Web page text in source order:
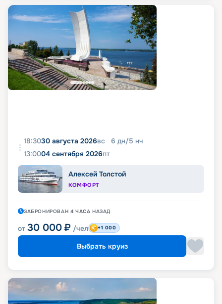
18:3030 августа 2026вс 6 дн/5 нч
13:0004 сентября 2026пт
Алексей Толстой
КОМФОРТ
ЗАБРОНИРОВАН 4 ЧАСА НАЗАД
от 30 000 ₽ /чел +1 000
Выбрать круиз